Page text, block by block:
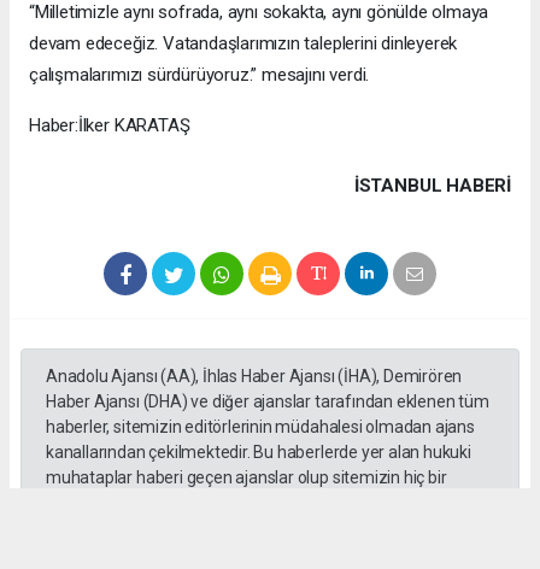
“Milletimizle aynı sofrada, aynı sokakta, aynı gönülde olmaya
devam edeceğiz. Vatandaşlarımızın taleplerini dinleyerek
çalışmalarımızı sürdürüyoruz.” mesajını verdi.
Haber:İlker KARATAŞ
İSTANBUL HABERİ
Anadolu Ajansı (AA), İhlas Haber Ajansı (İHA), Demirören
Haber Ajansı (DHA) ve diğer ajanslar tarafından eklenen tüm
haberler, sitemizin editörlerinin müdahalesi olmadan ajans
kanallarından çekilmektedir. Bu haberlerde yer alan hukuki
muhataplar haberi geçen ajanslar olup sitemizin hiç bir